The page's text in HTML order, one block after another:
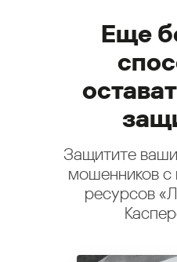
Еще
Защитите
мошенников
ресурсов